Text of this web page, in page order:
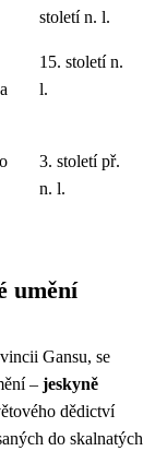
století n. l.
15. století n.
l.
3. století př.
n. l.
umění
Gansu, se
– jeskyně
dědictví
do skalnatých